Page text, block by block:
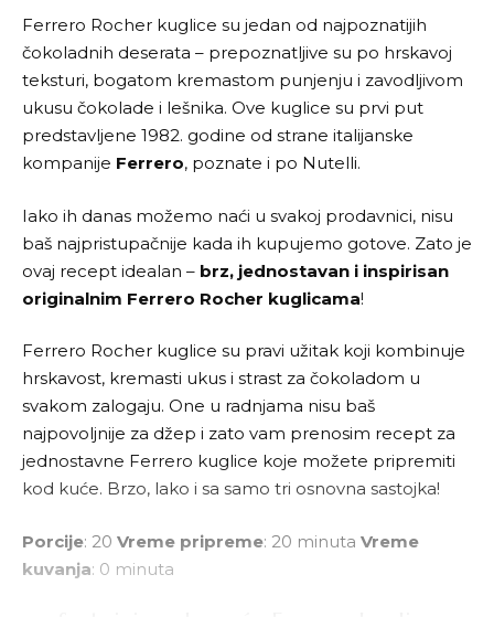
Ferrero Rocher kuglice su jedan od najpoznatijih
čokoladnih deserata – prepoznatljive su po hrskavoj
teksturi, bogatom kremastom punjenju i zavodljivom
ukusu čokolade i lešnika. Ove kuglice su prvi put
predstavljene 1982. godine od strane italijanske
kompanije Ferrero, poznate i po Nutelli.
Iako ih danas možemo naći u svakoj prodavnici, nisu
baš najpristupačnije kada ih kupujemo gotove. Zato je
ovaj recept idealan – brz, jednostavan i inspirisan
originalnim Ferrero Rocher kuglicama!
Ferrero Rocher kuglice su pravi užitak koji kombinuje
hrskavost, kremasti ukus i strast za čokoladom u
svakom zalogaju. One u radnjama nisu baš
najpovoljnije za džep i zato vam prenosim recept za
jednostavne Ferrero kuglice koje možete pripremiti
kod kuće. Brzo, lako i sa samo tri osnovna sastojka!
Porcije: 20 Vreme pripreme: 20 minuta Vreme
kuvanja: 0 minuta